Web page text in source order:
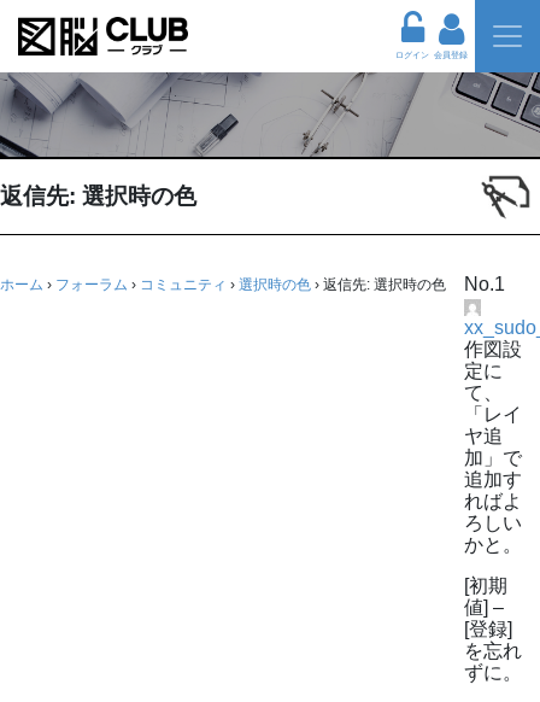
ログイン 会員登録
返信先: 選択時の色
ホーム › フォーラム › コミュニティ › 選択時の色 › 返信先: 選択時の色 No.1
作図設
定に
て、
「レイ
ヤ追
加」で
追加す
ればよ
ろしい
かと。
[初期
値] –
[登録]
を忘れ
ずに。